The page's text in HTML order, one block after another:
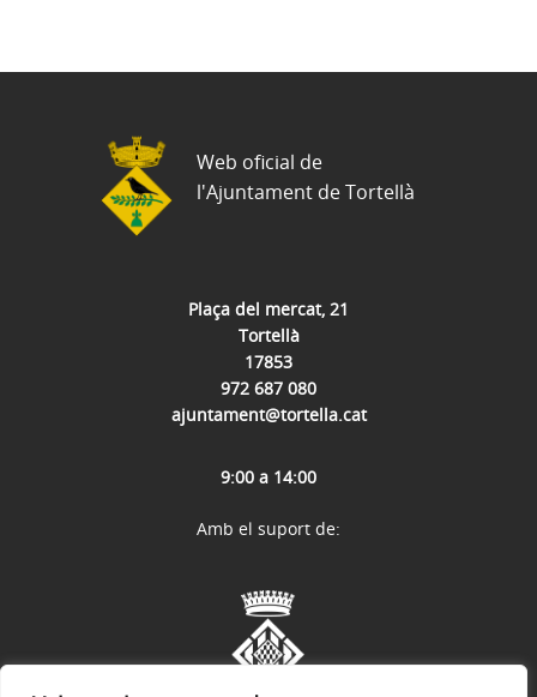
Plaça del mercat, 21
Tortellà
17853
972 687 080
ajuntament@tortella.cat
9:00 a 14:00
Web oficial de
l'Ajuntament de Tortellà
Amb el suport de: